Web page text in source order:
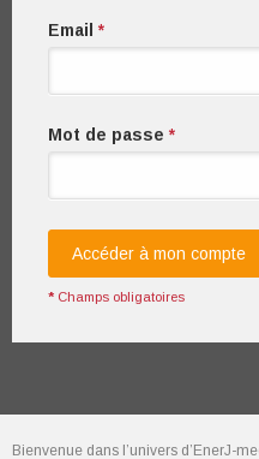
Email *
Mot de passe *
Accéder à mon compte
* Champs obligatoires
Bienvenue dans l’univers d’EnerJ-